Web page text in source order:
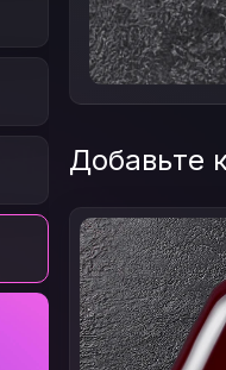
Добавьте